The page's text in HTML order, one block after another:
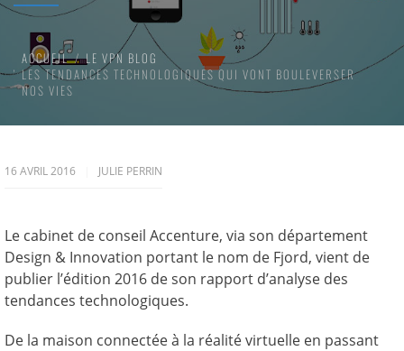
ACCUEIL
LE VPN BLOG
LES TENDANCES TECHNOLOGIQUES QUI VONT BOULEVERSER
NOS VIES
16 AVRIL 2016 JULIE PERRIN
Le cabinet de conseil Accenture, via son département
Design & Innovation portant le nom de Fjord, vient de
publier l’édition 2016 de son rapport d’analyse des
tendances technologiques.
De la maison connectée à la réalité virtuelle en passant